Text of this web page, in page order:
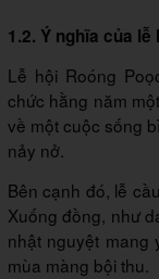
1.2. Ý nghĩa của lễ
Lễ hội Roóng
chức hằng năm
về một cuộc sống
nảy nở.
Bên cạnh đó, lễ
Xuống đồng, như
nhật nguyệt mang
mùa màng bội thu.